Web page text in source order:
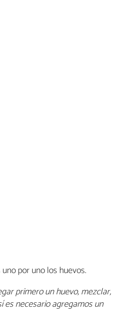
por uno los huevos.
primero un huevo, mezclar,
es necesario agregamos un